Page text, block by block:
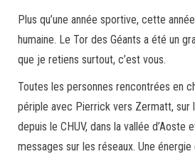
Plus qu’une année sportive, cette
humaine. Le Tor des Géants a été un
que je retiens surtout, c’est vous.
Toutes les personnes rencontrées en
périple avec Pierrick vers Zermatt, sur
depuis le CHUV, dans la vallée d’Aoste
messages sur les réseaux. Une